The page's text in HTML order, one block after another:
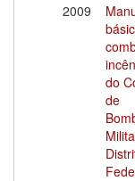
2009
do
de